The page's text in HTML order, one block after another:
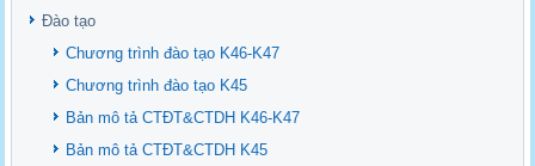
Đào tạo
Chương trình đào tạo K46-K47
Chương trình đào tạo K45
Bản mô tả CTĐT&CTDH K46-K47
Bản mô tả CTĐT&CTDH K45